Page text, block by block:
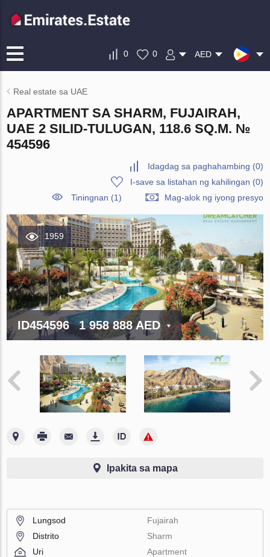
0 0 AED
Real estate sa UAE
APARTMENT SA SHARM, FUJAIRAH,
UAE 2 SILID-TULUGAN, 118.6 SQ.M. №
454596
Idagdag sa paghahambing (0)
I-save sa listahan ng kahilingan (0)
Tiningnan (1)
Mag-alok ng iyong presyo
1959
ID454596 1 958 888 AED
Ipakita sa mapa
Lungsod
Fujairah
Distrito
Sharm
Uri
Apartment